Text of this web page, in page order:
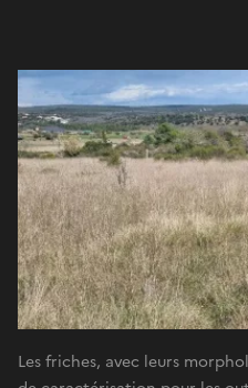
Les friches, avec leurs